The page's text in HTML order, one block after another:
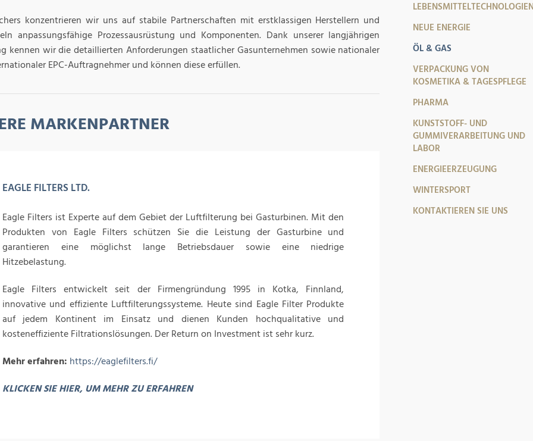
NEUE ENERGIE
ÖL & GAS
VERPACKUNG VON
KOSMETIKA & TAGESPFLEGE
PHARMA
KUNSTSTOFF- UND
GUMMIVERARBEITUNG UND
LABOR
ENERGIEERZEUGUNG
WINTERSPORT
KONTAKTIEREN SIE UNS
konzentrieren wir uns auf stabile Partnerschaften mit erstklassigen Herstellern und
anpassungsfähige Prozessausrüstung und Komponenten. Dank unserer langjährigen
kennen wir die detaillierten Anforderungen staatlicher Gasunternehmen sowie nationaler
EPC-Auftragnehmer und können diese erfüllen.
MARKENPARTNER
EAGLE FILTERS LTD.
Eagle Filters ist Experte auf dem Gebiet der Luftfilterung bei Gasturbinen. Mit den
Produkten von Eagle Filters schützen Sie die Leistung der Gasturbine und
garantieren eine möglichst lange Betriebsdauer sowie eine niedrige
Hitzebelastung.
Eagle Filters entwickelt seit der Firmengründung 1995 in Kotka, Finnland,
innovative und effiziente Luftfilterungssysteme. Heute sind Eagle Filter Produkte
auf jedem Kontinent im Einsatz und dienen Kunden hochqualitative und
kosteneffiziente Filtrationslösungen. Der Return on Investment ist sehr kurz.
Mehr erfahren: https://eaglefilters.fi/
KLICKEN SIE HIER, UM MEHR ZU ERFAHREN